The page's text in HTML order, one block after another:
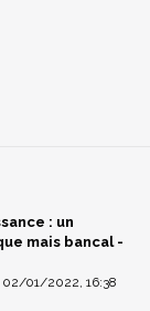
: un
mais bancal -
02/01/2022, 16:38